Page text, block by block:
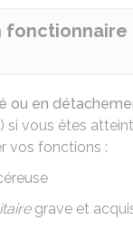
ou en
si vous êtes
vos fonctions :
grave et